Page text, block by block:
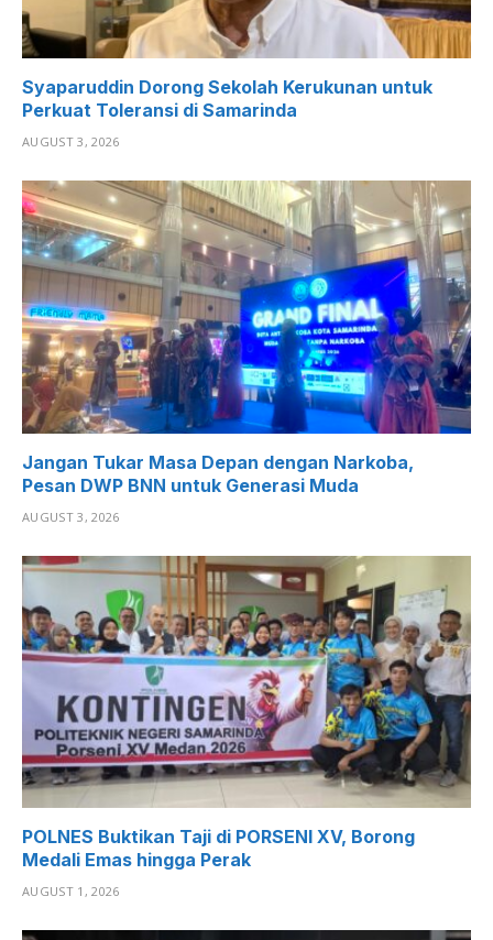
Syaparuddin Dorong Sekolah Kerukunan untuk
Perkuat Toleransi di Samarinda
AUGUST 3, 2026
Jangan Tukar Masa Depan dengan Narkoba,
Pesan DWP BNN untuk Generasi Muda
AUGUST 3, 2026
POLNES Buktikan Taji di PORSENI XV, Borong
Medali Emas hingga Perak
AUGUST 1, 2026